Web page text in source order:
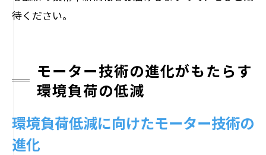
待ください。
モーター技術の進化がもたらす
環境負荷の低減
環境負荷低減に向けたモーター技術の
進化